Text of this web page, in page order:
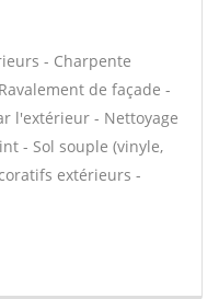
- Charpente
de façade -
l'extérieur - Nettoyage
- Sol souple (vinyle,
extérieurs -